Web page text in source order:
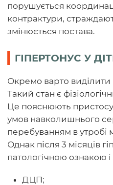
порушується
контрактури,
змінюється постава.
ГІПЕРТОНУС У
Окремо варто виділити
Такий стан є
Це пояснюють
умов навколишнього
перебуванням в утробі
Однак після 3 місяців
патологічною ознакою і
ДЦП;